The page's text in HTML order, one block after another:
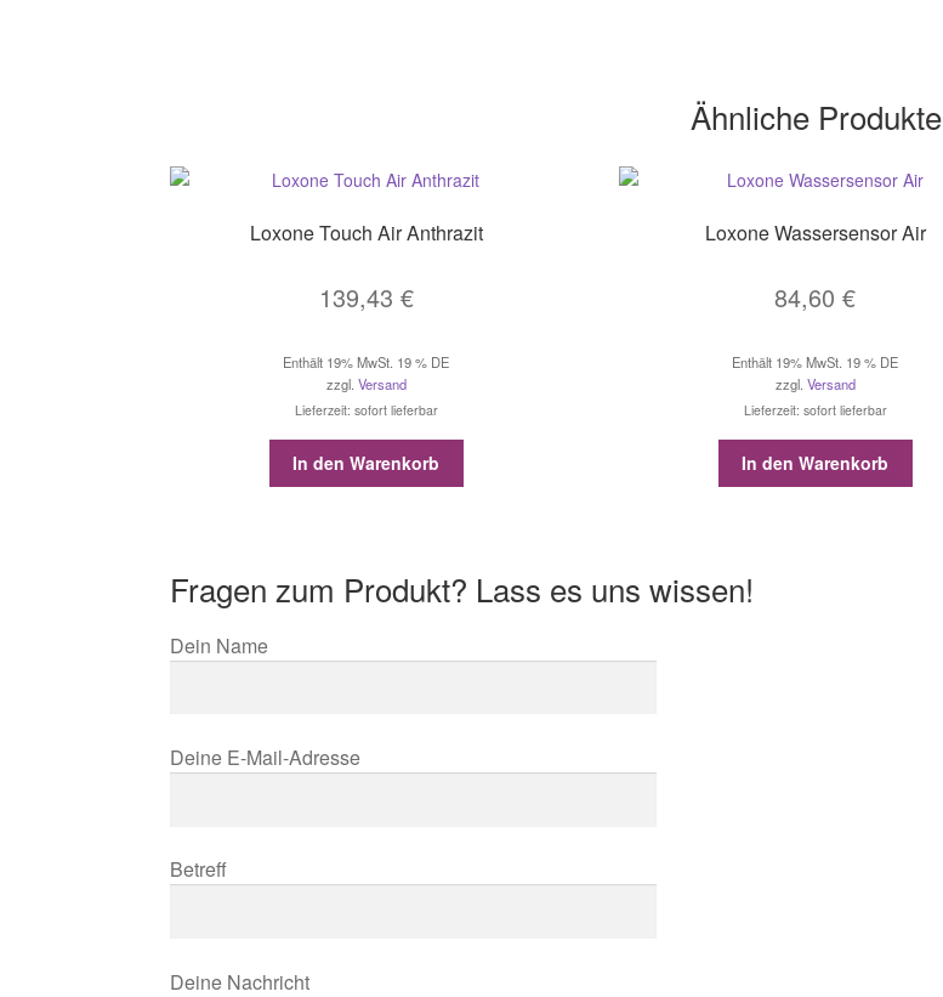
Ähnliche Produkte
Loxone Touch Air Anthrazit
139,43 €
Enthält 19% MwSt. 19 % DE
zzgl. Versand
Lieferzeit: sofort lieferbar
In den Warenkorb
Loxone Wassersensor Air
84,60€
Enthält 19% MwSt. 19 % DE
zzgl. Versand
Lieferzeit: sofort lieferbar
In den Warenkorb
Fragen zum Produkt? Lass es uns wissen!
Dein Name
Deine E-Mail-Adresse
Betreff
Deine Nachricht